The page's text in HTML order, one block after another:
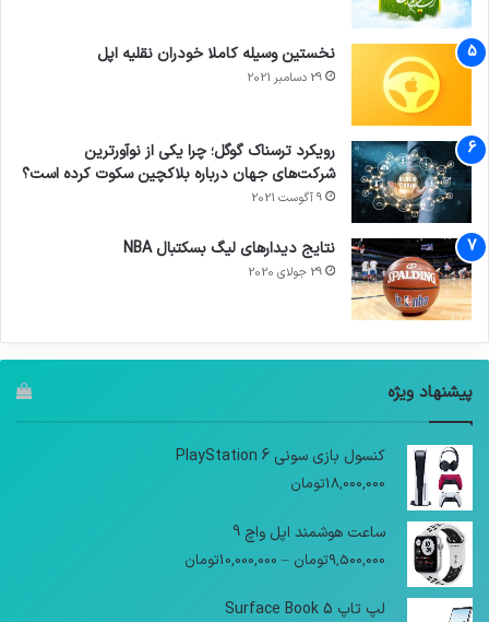
نخستین وسیله کاملا خودران نقلیه اپل
29 دسامبر 2021
رویکرد ترسناک گوگل؛ چرا یکی از نوآورترین
شرکت‌های جهان درباره بلاکچین سکوت کرده است؟
9 آگوست 2021
نتایج دیدار‌های لیگ بسکتبال NBA
29 جولای 2020
پیشنهاد ویژه
کنسول بازی سونی PlayStation 6
18,000,000تومان
ساعت هوشمند اپل واچ 9
9,500,000تومان –
10,000,000تومان
لپ تاپ Surface Book 5